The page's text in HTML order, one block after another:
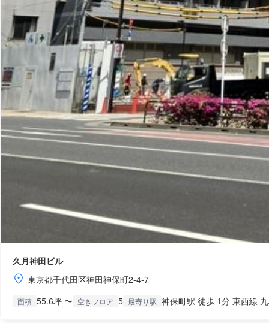
久月神田ビル
東京都千代田区神田神保町2-4-7
面積 55.6坪 〜 空きフロア 5 最寄り駅 神保町駅 徒歩 1分 東西線